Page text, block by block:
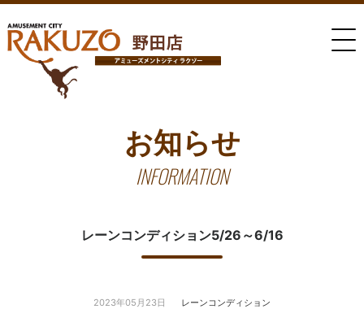
お知らせ
INFORMATION
レーンコンディション5/26～6/16
2023年05月23日 レーンコンディション